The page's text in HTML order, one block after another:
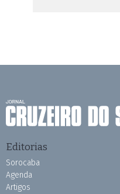
Editorias
Sorocaba
Agenda
Artigos